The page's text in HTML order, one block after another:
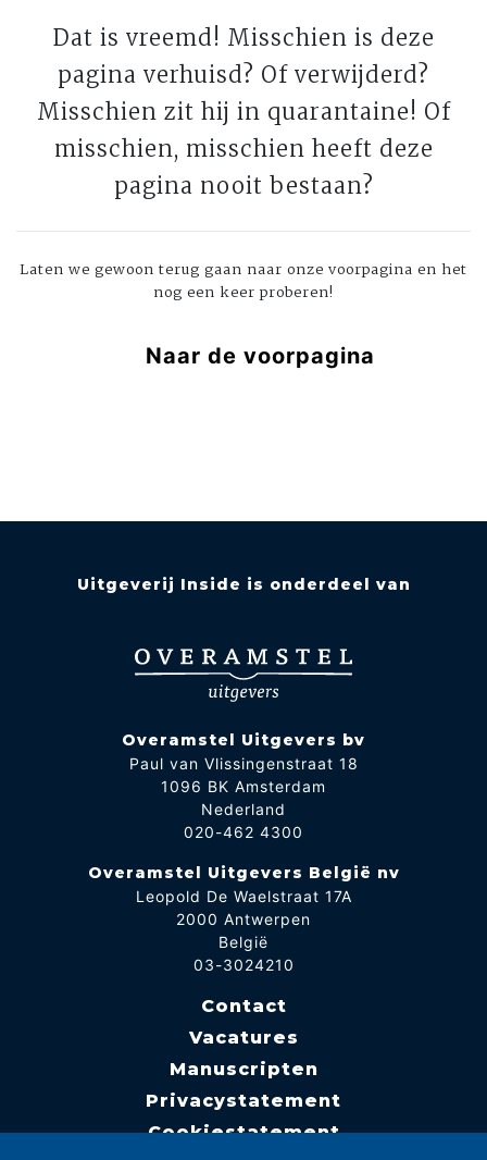
Dat is vreemd! Misschien is deze
pagina verhuisd? Of verwijderd?
Misschien zit hij in quarantaine! Of
misschien, misschien heeft deze
pagina nooit bestaan?
Laten we gewoon terug gaan naar onze voorpagina en het
nog een keer proberen!
Naar de voorpagina
Uitgeverij Inside is onderdeel van
Overamstel Uitgevers bv
Paul van Vlissingenstraat 18
1096 BK Amsterdam
Nederland
020-462 4300
Overamstel Uitgevers België nv
Leopold De Waelstraat 17A
2000 Antwerpen
België
03-3024210
Contact
Vacatures
Manuscripten
Privacystatement
Cookiestatement